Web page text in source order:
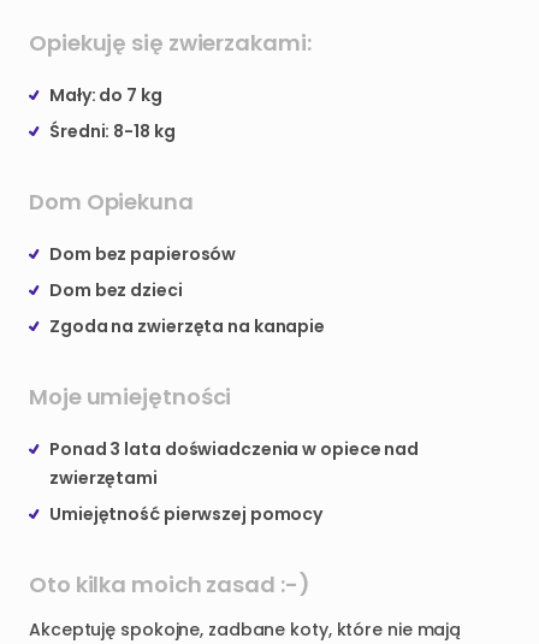
Opiekuję się zwierzakami:
Mały: do 7 kg
Średni: 8-18 kg
Dom Opiekuna
Dom bez papierosów
Dom bez dzieci
Zgoda na zwierzęta na kanapie
Moje umiejętności
Ponad 3 lata doświadczenia w opiece nad
zwierzętami
Umiejętność pierwszej pomocy
Oto kilka moich zasad :-)
Akceptuję spokojne, zadbane koty, które nie mają